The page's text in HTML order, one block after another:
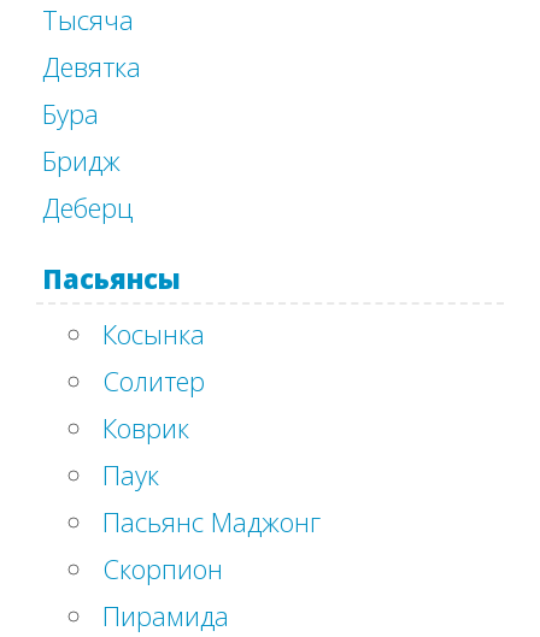
Тысяча
Девятка
Бура
Бридж
Деберц
Пасьянсы
Косынка
Солитер
Коврик
Паук
Пасьянс Маджонг
Скорпион
Пирамида